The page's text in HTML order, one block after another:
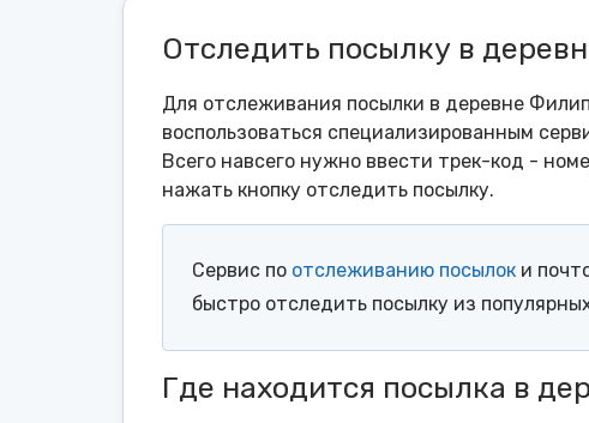
Отследить посылку в
Для отслеживания посылки в деревне
воспользоваться специализированным
Всего навсего нужно ввести трек-код -
нажать кнопку отследить посылку.
Сервис по отслеживанию посылок и
быстро отследить посылку из
Где находится посылка в